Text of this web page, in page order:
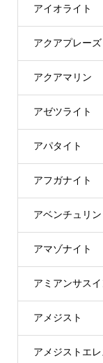
アイオライト
アクアプレーズ
アクアマリン
アゼツライト
アパタイト
アフガナイト
アベンチュリン
アマゾナイト
アミアンサス
アメジスト
アメジストエ